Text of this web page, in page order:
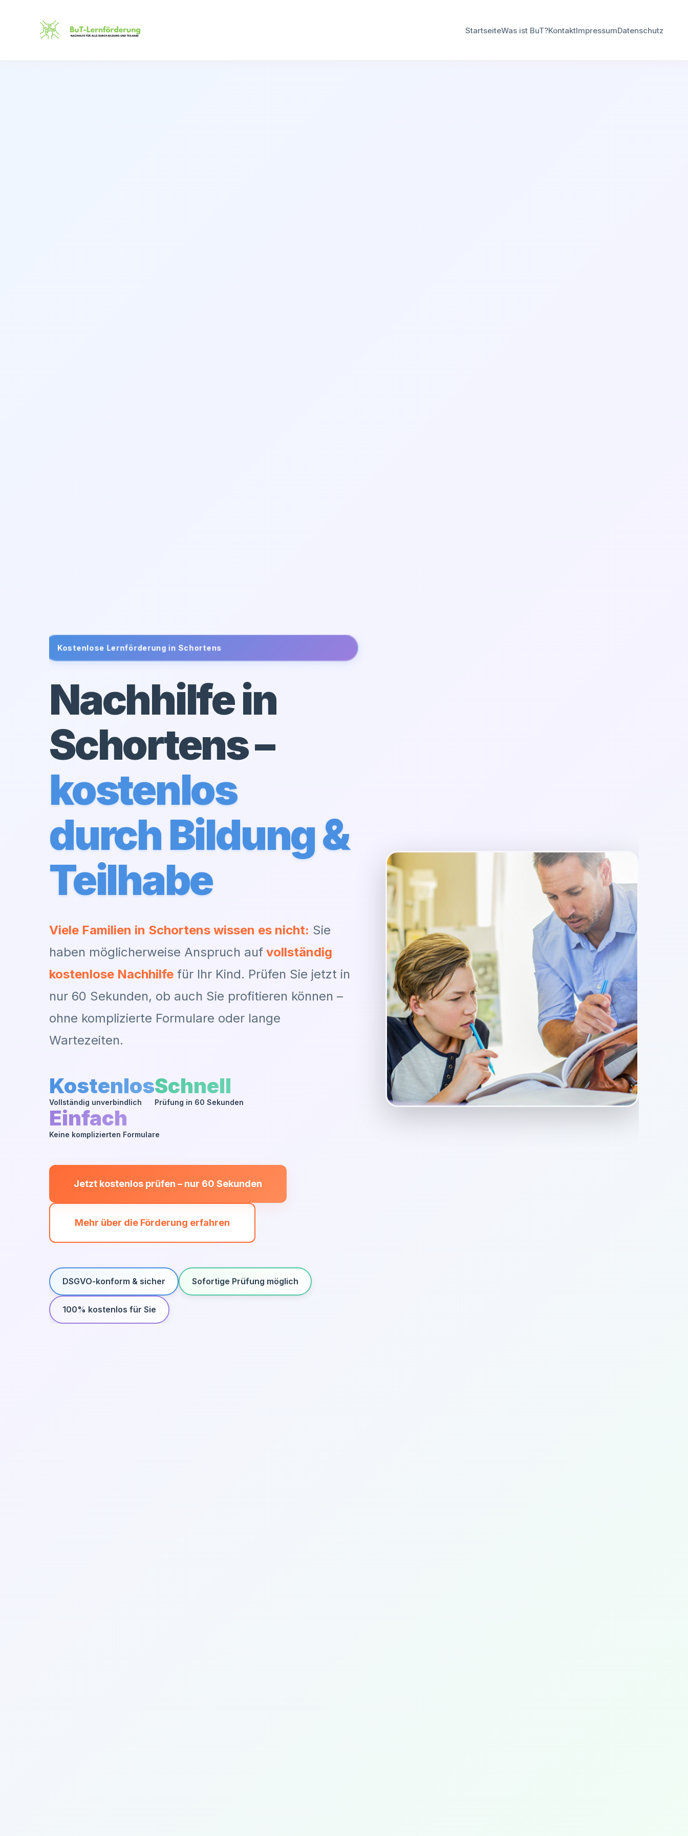
StartseiteWas ist BuT?KontaktImpressumDatenschutz
Kostenlose Lernförderung in Schortens
Nachhilfe in
Schortens–
kostenlos
durch Bildung &
Teilhabe
Viele Familien in Schortens wissen es nicht: Sie
haben möglicherweise Anspruch auf vollständig
kostenlose Nachhilfe für Ihr Kind. Prüfen Sie jetzt in
nur 60 Sekunden, ob auch Sie profitieren können –
ohne komplizierte Formulare oder lange
Wartezeiten.
Kostenlos
Vollständig unverbindlich
Schnell
Prüfung in 60 Sekunden
Einfach
Keine komplizierten Formulare
Jetzt kostenlos prüfen – nur 60 Sekunden
Mehr über die Förderung erfahren
DSGVO-konform & sicher Sofortige Prüfung möglich
100% kostenlos für Sie